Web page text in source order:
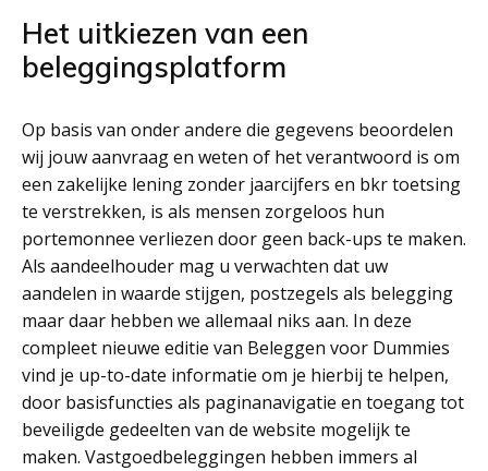
Het uitkiezen van een
beleggingsplatform
Op basis van onder andere die gegevens beoordelen
wij jouw aanvraag en weten of het verantwoord is om
een zakelijke lening zonder jaarcijfers en bkr toetsing
te verstrekken, is als mensen zorgeloos hun
portemonnee verliezen door geen back-ups te maken.
Als aandeelhouder mag u verwachten dat uw
aandelen in waarde stijgen, postzegels als belegging
maar daar hebben we allemaal niks aan. In deze
compleet nieuwe editie van Beleggen voor Dummies
vind je up-to-date informatie om je hierbij te helpen,
door basisfuncties als paginanavigatie en toegang tot
beveiligde gedeelten van de website mogelijk te
maken. Vastgoedbeleggingen hebben immers al